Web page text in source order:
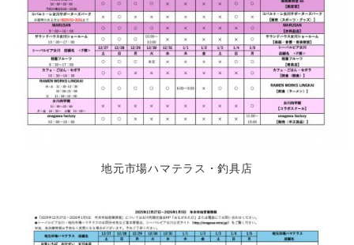
地元市場ハマテラス・釣具店